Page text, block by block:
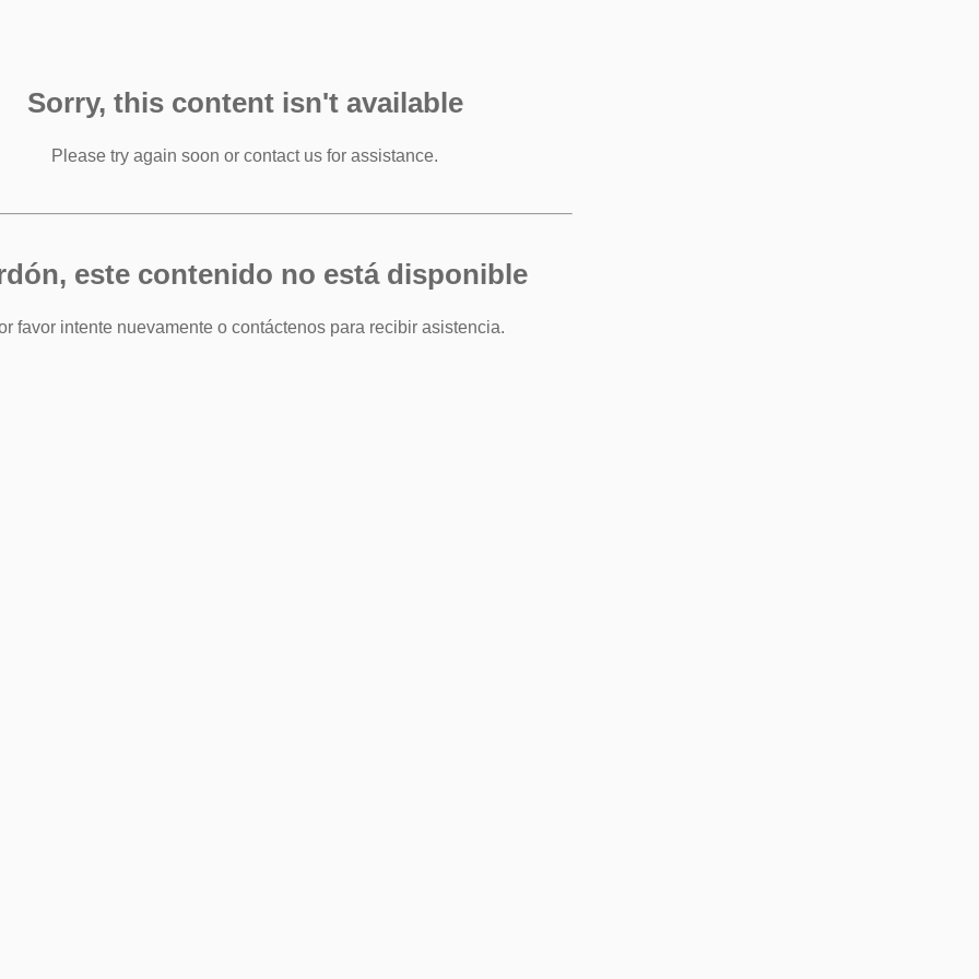
Sorry, this content isn't available
Please try again soon or contact us for assistance.
este contenido no está disponible
favor intente nuevamente o contáctenos para recibir asistencia.